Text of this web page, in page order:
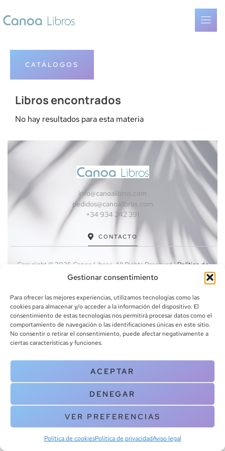
Gestionar consentimiento
Para ofrecer las mejores experiencias, utilizamos tecnologías como las
cookies para almacenar y/o acceder a la información del dispositivo. El
consentimiento de estas tecnologías nos permitirá procesar datos como el
comportamiento de navegación o las identificaciones únicas en este sitio.
No consentir o retirar el consentimiento, puede afectar negativamente a
ciertas características y funciones.
ACEPTAR
DENEGAR
VER PREFERENCIAS
Política de cookiesPolítica de privacidadAviso legal
CATÁLOGOS
Libros encontrados
No hay resultados para esta materia
info@canoalibros.com
pedidos@canoalibros.com
+34 934 242 391
CONTACTO
Copyright © 2025 Canoa Libros. All Rights Reserved |Política de
Política de privacidad |Terminos y condiciones
| Aviso legal